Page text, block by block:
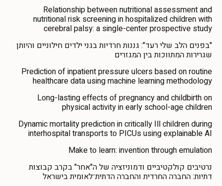
Relationship between nutritional assessment and
nutritional risk screening in hospitalized children with
cerebral palsy: a single-center prospective study
"בפנים הלב שלי רעד": גננות חרדיות בגני ילדים חילוניים והיותן
שגרירות המתווכות בין המגזרים
Prediction of inpatient pressure ulcers based on routine
healthcare data using machine learning methodology
Long-lasting effects of pregnancy and childbirth on
physical activity in early school-age children
Dynamic mortality prediction in critically Ill children during
interhospital transports to PICUs using explainable AI
Make to learn: invention through emulation
נרטיבים קולקטיביים ודמוניזציה של ה"אחר" בקרב קבוצות
דתיות: החברה החרדית והחברה הדתית־לאומית בישראל